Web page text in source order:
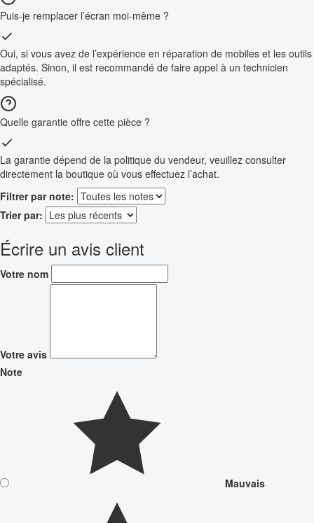
Puis-je remplacer l’écran moi-même ?
Oui, si vous avez de l’expérience en réparation de mobiles et les outils
adaptés. Sinon, il est recommandé de faire appel à un technicien
spécialisé.
Quelle garantie offre cette pièce ?
La garantie dépend de la politique du vendeur, veuillez consulter
directement la boutique où vous effectuez l’achat.
Filtrer par note:
Trier par:
Écrire un avis client
Votre nom
Votre avis
Note
Mauvais